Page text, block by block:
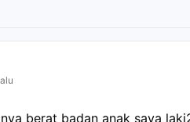
berat badan anak saya